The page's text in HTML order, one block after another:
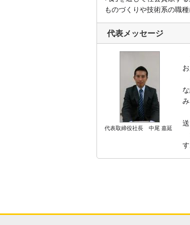
ものづくりや技術系の職
代表メッセージ
代表取締役社長 中尾 嘉延
す